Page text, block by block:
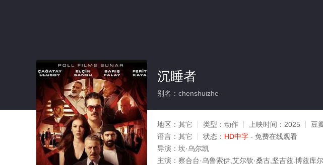
沉睡者
别名：chenshuizhe
地区： 其它 类型： 动作 上映时间： 2025 豆
语言： 其它 状态： HD中字 - 免费在线观看
导演： 坎·乌尔凯
主演： 察合台·乌鲁索伊,艾尔钦·桑古,坚吉兹.博兹库